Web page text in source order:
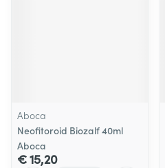
Aboca
Neofitoroid Biozalf 40ml
Aboca
€ 15,20